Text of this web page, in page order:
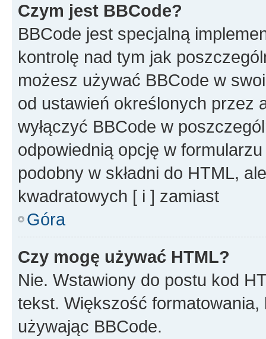
Czym jest BBCode?
BBCode jest specjalną
kontrolę nad tym jak
możesz używać BBCode w
od ustawień określonych przez
wyłączyć BBCode w
odpowiednią opcję w
podobny w składni do HTML,
kwadratowych [ i ] zamiast
Góra
Czy mogę używać HTML?
Nie. Wstawiony do postu kod
tekst. Większość
używając BBCode.